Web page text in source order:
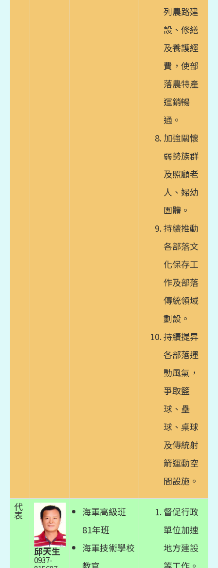
列農路建
設、修繕
及養護經
費，使部
落農特產
運銷暢
通。
加強關懷
弱勢族群
及照顧老
人、婦幼
團體。
持續推動
各部落文
化保存工
作及部落
傳統領域
劃設。
持續提昇
各部落運
動風氣，
爭取籃
球、壘
球、桌球
及傳統射
箭運動空
間設施。
代
表
邱天生
0937-
海軍高級班
81年班
海軍技術學校
督促行政
單位加速
地方建設